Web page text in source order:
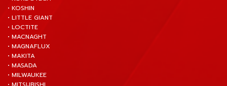
• KOSHIN
• LITTLE GIANT
• LOCTITE
• MACNAGHT
• MAGNAFLUX
• MAKITA
• MASADA
• MILWAUKEE